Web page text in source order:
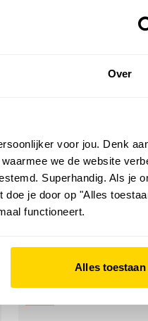
Over
voor jou. Denk
we de website
Superhandig. Als je
je door op "Alles
functioneert.
Alles toestaan